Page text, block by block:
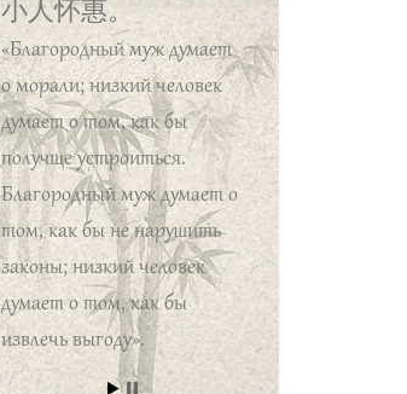
小人怀惠。
«Благородный муж думает
о морали; низкий человек
думает о том, как бы
получше устроиться.
Благородный муж думает о
том, как бы не нарушить
законы; низкий человек
думает о том, как бы
извлечь выгоду».
孔子曰、君子有三